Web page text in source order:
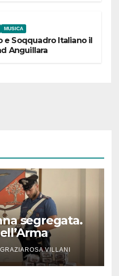
MUSICA
e Soqquadro Italiano il
Anguillara
segregata.
GRAZIAROSA VILLANI